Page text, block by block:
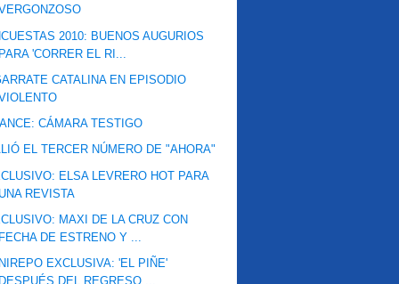
2010: BUENOS AUGURIOS
'CORRER EL RI...
CATALINA EN EPISODIO
CÁMARA TESTIGO
EL TERCER NÚMERO DE "AHORA"
ELSA LEVRERO HOT PARA
REVISTA
MAXI DE LA CRUZ CON
DE ESTRENO Y ...
EXCLUSIVA: 'EL PIÑE'
DEL REGRESO ...